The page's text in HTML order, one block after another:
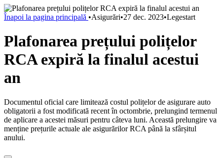
Înapoi la pagina principală •Asigurări•27 dec. 2023•Legestart
Plafonarea prețului polițelor
RCA expiră la finalul acestui
an
Documentul oficial care limitează costul polițelor de asigurare auto
obligatorii a fost modificată recent în octombrie, prelungind termenul
de aplicare a acestei măsuri pentru câteva luni. Această prelungire va
menține prețurile actuale ale asigurărilor RCA până la sfârșitul
anului.